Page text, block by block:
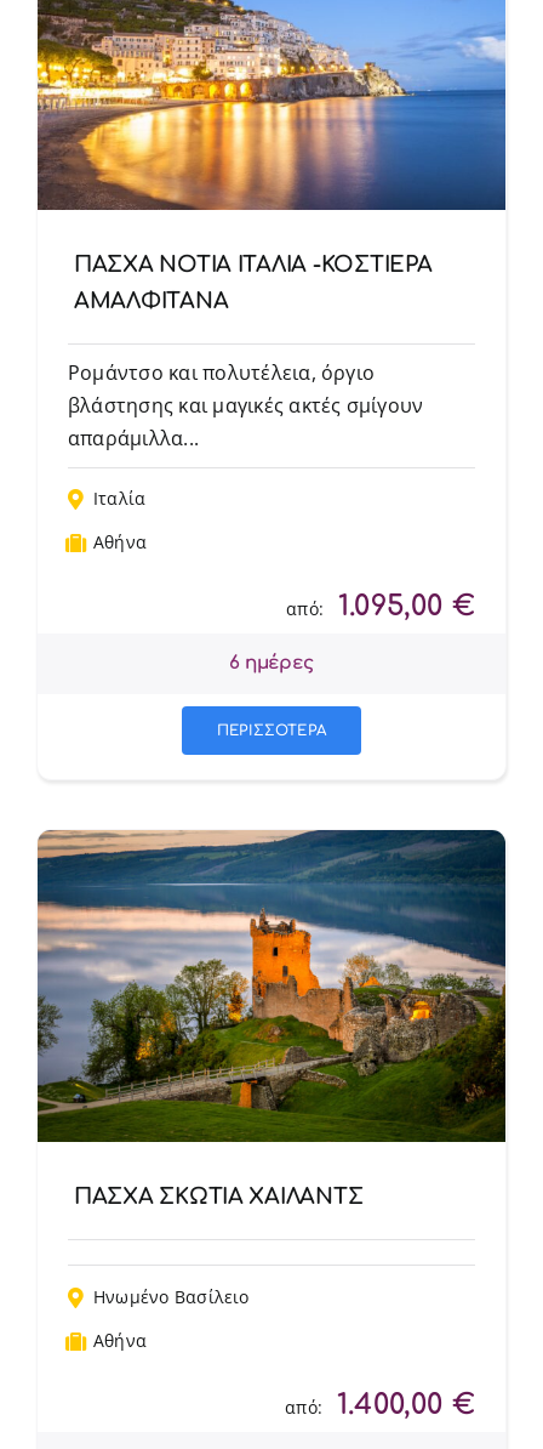
ΠΑΣΧΑ ΝΟΤΙΑ ΙΤΑΛΙΑ -ΚΟΣΤΙΕΡΑ
ΑΜΑΛΦΙΤΑΝΑ
Ρομάντσο και πολυτέλεια, όργιο
βλάστησης και μαγικές ακτές σμίγουν
απαράμιλλα...
Ιταλία
Αθήνα
από: 1.095,00 €
6 ημέρες
ΠΕΡΙΣΣΟΤΕΡΑ
ΠΑΣΧΑ ΣΚΩΤΙΑ ΧΑΙΛΑΝΤΣ
Ηνωμένο Βασίλειο
Αθήνα
από: 1.400,00 €